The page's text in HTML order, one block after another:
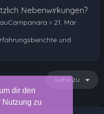
dir den
Nutzung zu
Nebenwirkungen?
« 21. Mär
und
Gehe zu